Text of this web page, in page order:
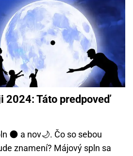
2024: Táto predpoveď
🌑 a nov🌙. Čo so sebou
znamení? Májový spln sa